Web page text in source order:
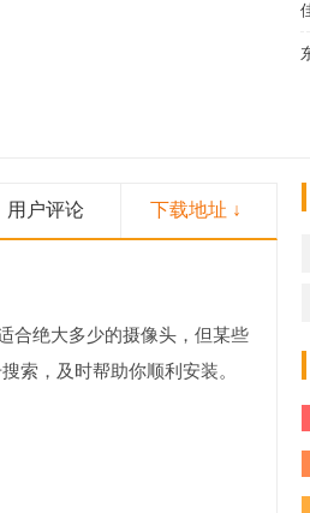
用户评论 下载地址 ↓
合绝大多少的摄像头，但某些
索，及时帮助你顺利安装。